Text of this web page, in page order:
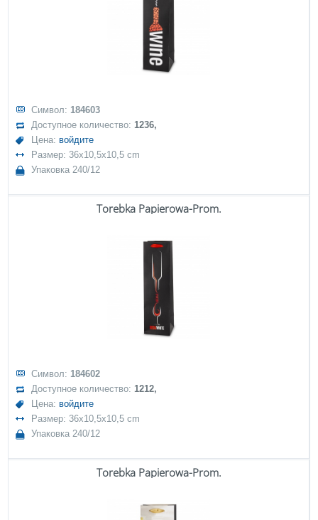
Символ: 184603
Доступное количество:1236,
Цена: войдите
Размер: 36x10,5x10,5 cm
Упаковка 240/12
Torebka Papierowa-Prom.
Символ: 184602
Доступное количество:1212,
Цена: войдите
Размер: 36x10,5x10,5 cm
Упаковка 240/12
Torebka Papierowa-Prom.